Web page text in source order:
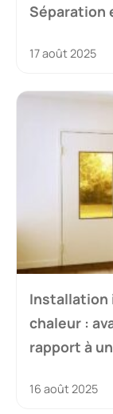
Séparation
17 août 2025
Installation
chaleur :
rapport à
16 août 2025